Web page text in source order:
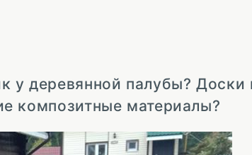
у деревянной палубы?
композитные материалы?